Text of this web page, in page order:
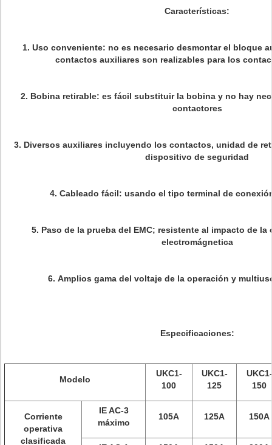
Características:
1. Uso conveniente: no es necesario desmontar el bloque
contactos auxiliares son realizables para los
2. Bobina retirable: es fácil substituir la bobina y no hay
contactores
3. Diversos auxiliares incluyendo los contactos, unidad de
dispositivo de seguridad
4. Cableado fácil: usando el tipo terminal de
5. Paso de la prueba del EMC; resistente al impacto de la
electromágnetica
6. Amplios gama del voltaje de la operación y
Especificaciones:
Modelo
UKC1-
100
UKC1-
125
UKC1-
150
Corriente
operativa
clasificada
IE AC-3
máximo
105A 125A 150A